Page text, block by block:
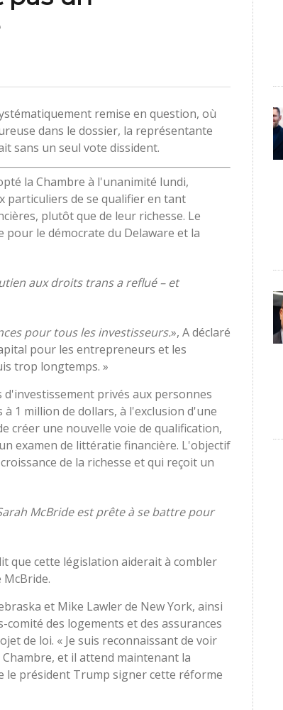
remise en question, où
dans le dossier, la représentante
sans un seul vote dissident.
la Chambre à l'unanimité lundi,
particuliers de se qualifier en tant
plutôt que de leur richesse. Le
le démocrate du Delaware et la
aux droits trans a reflué – et
pour tous les investisseurs.», A déclaré
pour les entrepreneurs et les
trop longtemps. »
d'investissement privés aux personnes
1 million de dollars, à l'exclusion d'une
créer une nouvelle voie de qualification,
examen de littératie financière. L'objectif
de la richesse et qui reçoit un
McBride est prête à se battre pour
que cette législation aiderait à combler
et Mike Lawler de New York, ainsi
comité des logements et des assurances
de loi. « Je suis reconnaissant de voir
et il attend maintenant la
le président Trump signer cette réforme